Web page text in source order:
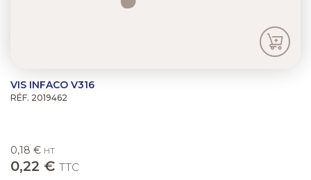
VIS INFACO V316
RÉF. 2019462
0,18 € HT
0,22 € TTC